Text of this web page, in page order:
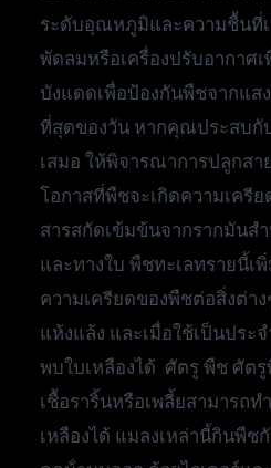
ระดับอุณหภูมิและความชื้นที่
พัดลมหรือเครื่องปรับอากาศ
บังแดดเพื่อป้องกันพืชจากแส
ที่สุดของวัน หากคุณประสบกั
เสมอ ให้พิจารณาการปลูกส
โอกาสที่พืชจะเกิดความเครี
สารสกัดเข้มข้นจากรากมันสํ
และทางใบ พืชทะเลทรายนี้เ
ความเครียดของพืชต่อสิ่งต่า
แห้งแล้ง และเมื่อใช้เป็นประ
พบใบเหลืองได้ ศัตรู พืช ศัตรู
เชื้อราริ้นหรือเพลี้ยสามารถ
เหลืองได้ แมลงเหล่านี้กินพืช